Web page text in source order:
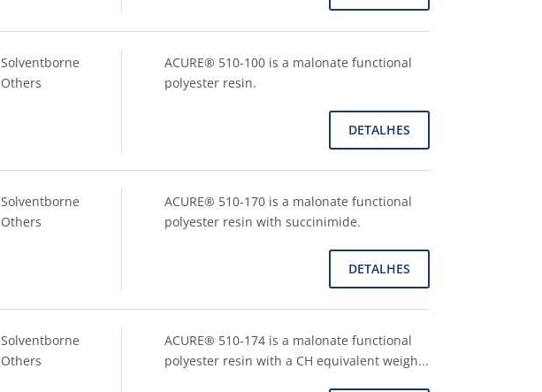
Solventborne
Others
ACURE® 510-100 is a malonate functional
polyester resin.
DETALHES
Solventborne
Others
ACURE® 510-170 is a malonate functional
polyester resin with succinimide.
DETALHES
Solventborne
Others
ACURE® 510-174 is a malonate functional
polyester resin with a CH equivalent weigh...